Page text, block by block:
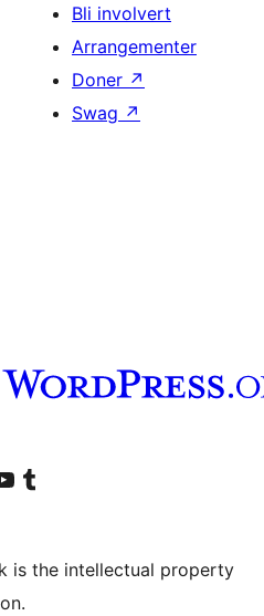
Bli involvert
Arrangementer
Doner ↗
Swag ↗
account
our YouTube channel
Visit our Tumblr account
is the intellectual property